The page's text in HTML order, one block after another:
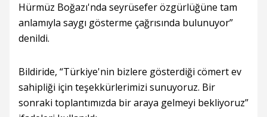
Hürmüz Boğazı'nda seyrüsefer özgürlüğüne tam
anlamıyla saygı gösterme çağrısında bulunuyor”
denildi.
Bildiride, “Türkiye'nin bizlere gösterdiği cömert ev
sahipliği için teşekkürlerimizi sunuyoruz. Bir
sonraki toplantımızda bir araya gelmeyi bekliyoruz”